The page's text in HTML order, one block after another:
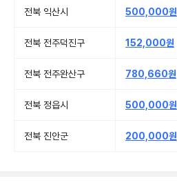
전북 익산시 500,000원
전북 전주덕진구 152,000원
전북 전주완산구 780,660원
전북 정읍시 500,000원
전북 진안군 200,000원